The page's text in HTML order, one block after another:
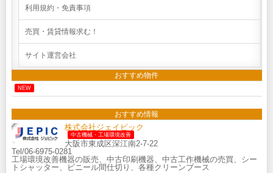
利用規約・免責事項
売買・賃貸情報求む！
サイト運営会社
おすすめ物件
NEW
おすすめ情報
株式会社ジェイピック
中古機械・工場環境改善
大阪市東成区深江南2-7-22
Tel/06-6975-0281
工場環境改善機器の販売、中古印刷機器、中古工作機械の売買、シー
トシャッター、ビニール間仕切り、各種クリーンブース